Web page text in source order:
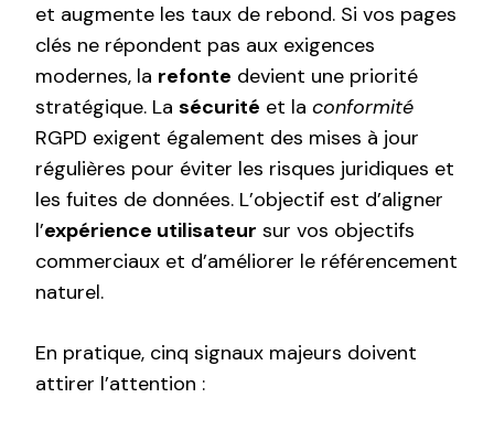
et augmente les taux de rebond. Si vos pages
clés ne répondent pas aux exigences
modernes, la refonte devient une priorité
stratégique. La sécurité et la conformité
RGPD exigent également des mises à jour
régulières pour éviter les risques juridiques et
les fuites de données. L’objectif est d’aligner
l’expérience utilisateur sur vos objectifs
commerciaux et d’améliorer le référencement
naturel.
En pratique, cinq signaux majeurs doivent
attirer l’attention :